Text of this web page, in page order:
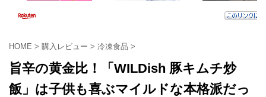
HOME > 購入レビュー > 冷凍食品 >
旨辛の黄金比！「WILDish 豚キムチ炒
飯」は子供も喜ぶマイルドな本格派だっ